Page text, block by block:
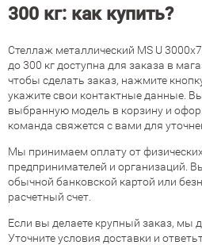
300 кг: как купить?
Стеллаж металлический MS U
до 300 кг доступна для заказа в
чтобы сделать заказ, нажмите
укажите свои контактные данные.
выбранную модель в корзину и
команда свяжется с вами для
Мы принимаем оплату от
предпринимателей и организаций.
обычной банковской картой или
расчетный счет.
Если вы делаете крупный заказ, мы
Уточните условия доставки и